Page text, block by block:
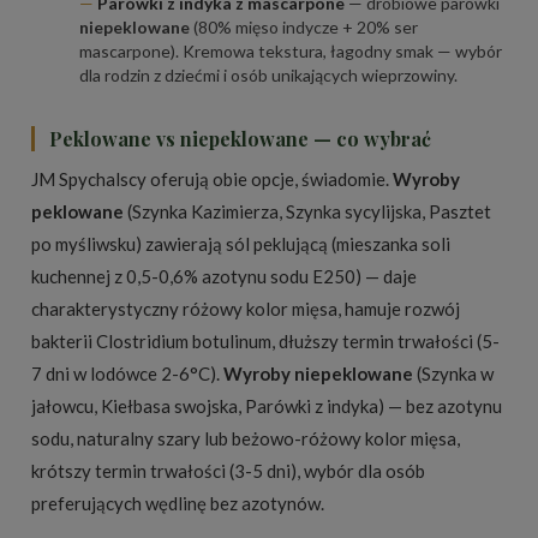
niepeklowane (80% mięso indycze + 20% ser
mascarpone). Kremowa tekstura, łagodny smak — wybór
dla rodzin z dziećmi i osób unikających wieprzowiny.
Peklowane vs niepeklowane — co wybrać
JM Spychalscy oferują obie opcje, świadomie.Wyroby
peklowane (Szynka Kazimierza, Szynka sycylijska, Pasztet
po myśliwsku) zawierają sól peklującą (mieszanka soli
kuchennej z 0,5-0,6% azotynu sodu E250) — daje
charakterystyczny różowy kolor mięsa, hamuje rozwój
bakterii Clostridium botulinum, dłuższy termin trwałości (5-
7 dni w lodówce 2-6°C).Wyroby niepeklowane (Szynka w
jałowcu, Kiełbasa swojska, Parówki z indyka) — bez azotynu
sodu, naturalny szary lub beżowo-różowy kolor mięsa,
krótszy termin trwałości (3-5 dni), wybór dla osób
preferujących wędlinę bez azotynów.